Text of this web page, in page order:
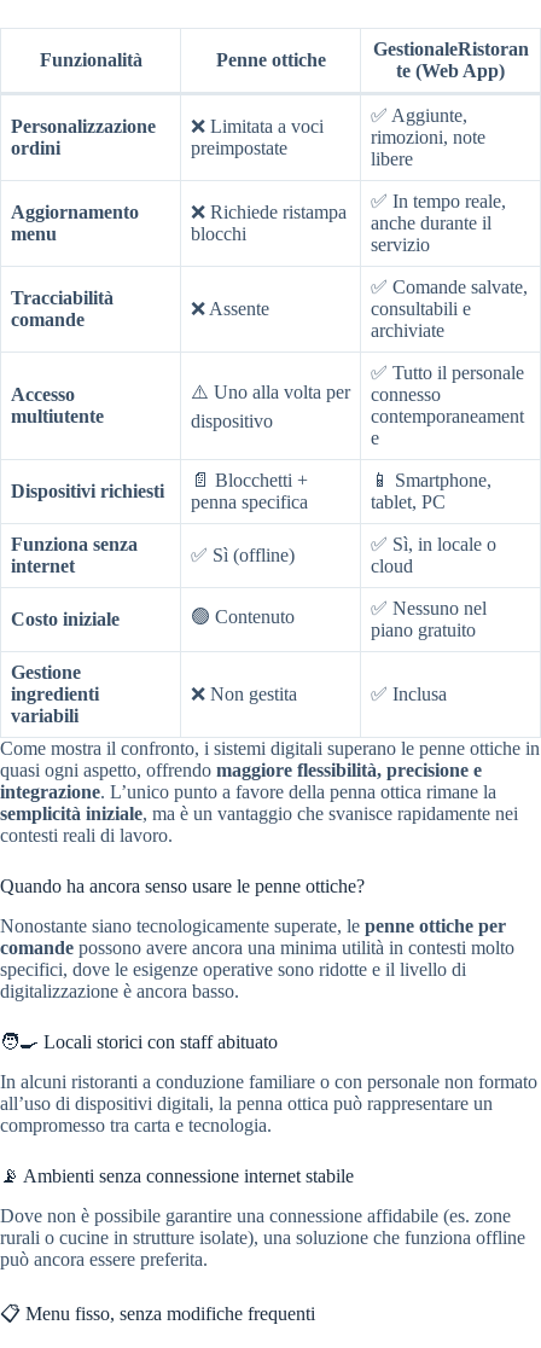
Funzionalità Penne ottiche
GestionaleRistoran
te (Web App)
Personalizzazione
ordini
❌ Limitata a voci
preimpostate
✅ Aggiunte,
rimozioni, note
libere
Aggiornamento
menu
❌ Richiede ristampa
blocchi
✅ In tempo reale,
anche durante il
servizio
Tracciabilità
comande
❌ Assente
✅ Comande salvate,
consultabili e
archiviate
Accesso
multiutente
⚠️ Uno alla volta per
dispositivo
✅ Tutto il personale
connesso
contemporaneament
e
Dispositivi richiesti
📄 Blocchetti +
penna specifica
📱 Smartphone,
tablet, PC
Funziona senza
internet
✅ Sì (offline)
✅ Sì, in locale o
cloud
Costo iniziale 🟢 Contenuto
✅ Nessuno nel
piano gratuito
Gestione
ingredienti
variabili
❌ Non gestita ✅ Inclusa
Come mostra il confronto, i sistemi digitali superano le penne ottiche in
quasi ogni aspetto, offrendo maggiore flessibilità, precisione e
integrazione. L’unico punto a favore della penna ottica rimane la
semplicità iniziale, ma è un vantaggio che svanisce rapidamente nei
contesti reali di lavoro.
Quando ha ancora senso usare le penne ottiche?
Nonostante siano tecnologicamente superate, le penne ottiche per
comande possono avere ancora una minima utilità in contesti molto
specifici, dove le esigenze operative sono ridotte e il livello di
digitalizzazione è ancora basso.
🧑‍🍳 Locali storici con staff abituato
In alcuni ristoranti a conduzione familiare o con personale non formato
all’uso di dispositivi digitali, la penna ottica può rappresentare un
compromesso tra carta e tecnologia.
📡 Ambienti senza connessione internet stabile
Dove non è possibile garantire una connessione affidabile (es. zone
rurali o cucine in strutture isolate), una soluzione che funziona offline
può ancora essere preferita.
📋 Menu fisso, senza modifiche frequenti